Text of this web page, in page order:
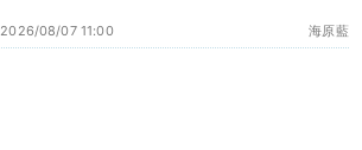
海原藍
2026/08/07 11:00